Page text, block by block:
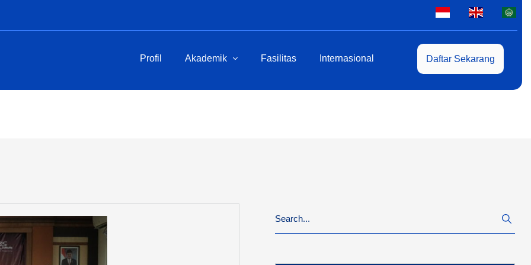
Profil Akademik Fasilitas Internasional Daftar Sekarang